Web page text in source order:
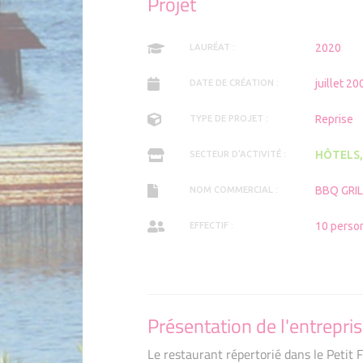
LAURÉAT : 2020
DATE DE CRÉATION : juillet
TYPE DE PROJET : Reprise
SECTEUR D'ACTIVITÉ :
NOM COMMERCIAL : BBQ
EFFECTIF : 10
Présentation de
Le restaurant répertorié dans le Petit